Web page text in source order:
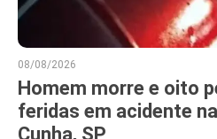
08/08/2026
Homem morre e oito
feridas em acidente
Cunha, SP